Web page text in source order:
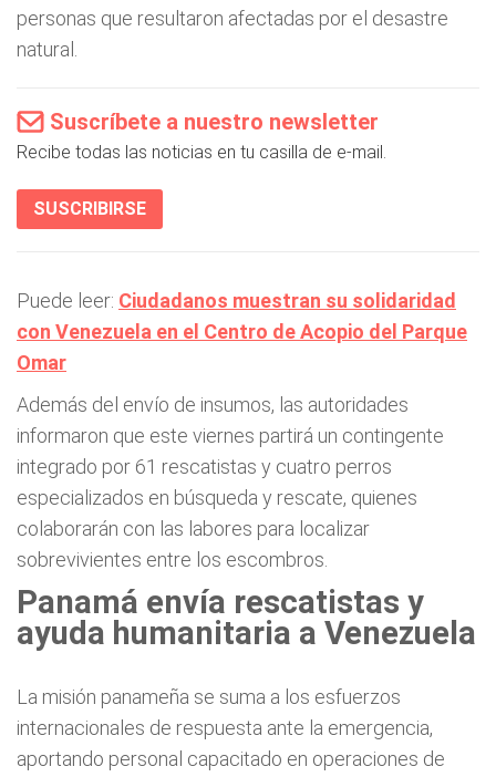
personas que resultaron afectadas por el desastre
natural.
Suscríbete a nuestro newsletter
Recibe todas las noticias en tu casilla de e-mail.
SUSCRIBIRSE
Puede leer: Ciudadanos muestran su solidaridad
con Venezuela en el Centro de Acopio del Parque
Omar
Además del envío de insumos, las autoridades
informaron que este viernes partirá un contingente
integrado por 61 rescatistas y cuatro perros
especializados en búsqueda y rescate, quienes
colaborarán con las labores para localizar
sobrevivientes entre los escombros.
Panamá envía rescatistas y
ayuda humanitaria a Venezuela
La misión panameña se suma a los esfuerzos
internacionales de respuesta ante la emergencia,
aportando personal capacitado en operaciones de